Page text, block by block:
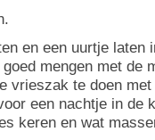
en een uurtje laten
mengen met de
vrieszak te doen
een nachtje in de
keren en wat